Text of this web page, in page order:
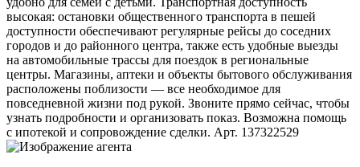
высокая: остановки общественного транспорта в пешей
доступности обеспечивают регулярные рейсы до соседних
городов и до районного центра, также есть удобные выезды
на автомобильные трассы для поездок в региональные
центры. Магазины, аптеки и объекты бытового обслуживания
расположены поблизости — все необходимое для
повседневной жизни под рукой. Звоните прямо сейчас, чтобы
узнать подробности и организовать показ. Возможна помощь
с ипотекой и сопровождение сделки. Арт. 137322529